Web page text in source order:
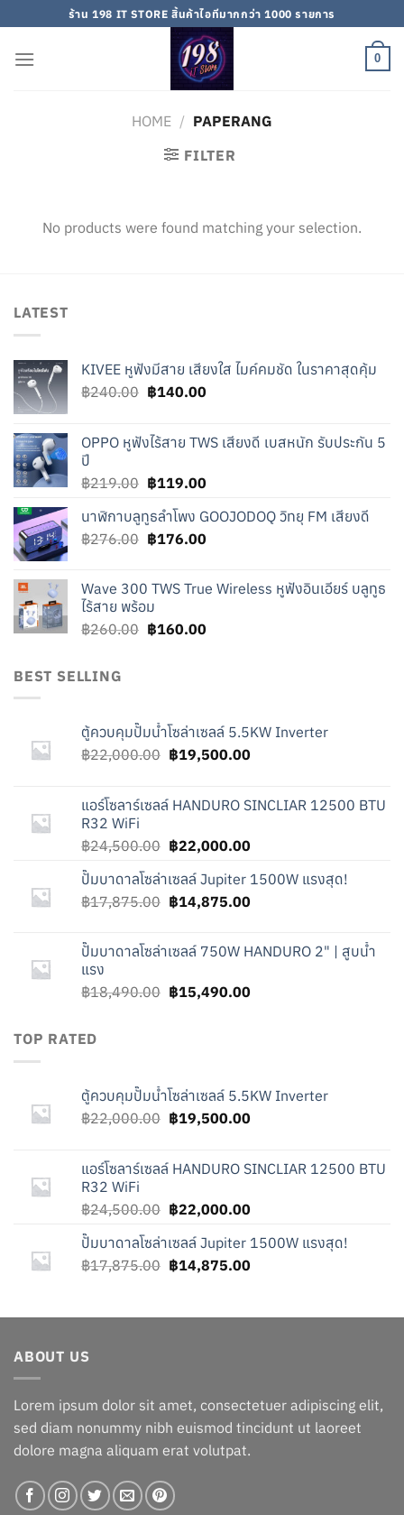
to
content
ร้าน 198 IT STORE สิ้นค้าไอทีมากกว่า 1000 รายการ
0
HOME / PAPERANG
FILTER
No products were found matching your selection.
LATEST
KIVEE หูฟังมีสาย เสียงใส ไมค์คมชัด ในราคาสุดคุ้ม
฿240.00 Original
฿240.00.
฿140.00Current
฿140.00.
OPPO หูฟังไร้สาย TWS เสียงดี เบสหนัก รับประกัน 5
ปี
฿219.00 Original
was:
฿219.00.
฿119.00Current
is:
฿119.00.
นาฬิกาบลูทูธลำโพง GOOJODOQ วิทยุ FM เสียงดี
฿276.00 Original
฿276.00.
฿176.00Current
฿176.00.
Wave 300 TWS True Wireless หูฟังอินเอียร์ บลูทูธ
ไร้สาย พร้อม
฿260.00 Original
฿160.00Current
BEST SELLING
ตู้ควบคุมปั๊มน้ำโซล่าเซลล์ 5.5KW Inverter
฿22,000.00 Original
฿22,000.00.
฿19,500.00Current
฿19,500.00.
แอร์โซลาร์เซลล์ HANDURO SINCLIAR 12500 BTU
R32 WiFi
฿24,500.00 Original
was:
฿24,500.00.
฿22,000.00Current
is:
฿22,000.00.
ปั๊มบาดาลโซล่าเซลล์ Jupiter 1500W แรงสุด!
฿17,875.00 Original
฿17,875.00.
฿14,875.00Current
฿14,875.00.
ปั๊มบาดาลโซล่าเซลล์ 750W HANDURO 2" | สูบน้ำ
แรง
฿18,490.00 Original
฿15,490.00Current
TOP RATED
ตู้ควบคุมปั๊มน้ำโซล่าเซลล์ 5.5KW Inverter
฿22,000.00 Original
฿22,000.00.
฿19,500.00Current
฿19,500.00.
แอร์โซลาร์เซลล์ HANDURO SINCLIAR 12500 BTU
R32 WiFi
฿24,500.00 Original
was:
฿24,500.00.
฿22,000.00Current
is:
฿22,000.00.
ปั๊มบาดาลโซล่าเซลล์ Jupiter 1500W แรงสุด!
฿17,875.00 Original
฿17,875.00.
฿14,875.00Current
฿14,875.00.
ABOUT US
Lorem ipsum dolor sit amet, consectetuer adipiscing elit,
sed diam nonummy nibh euismod tincidunt ut laoreet
dolore magna aliquam erat volutpat.